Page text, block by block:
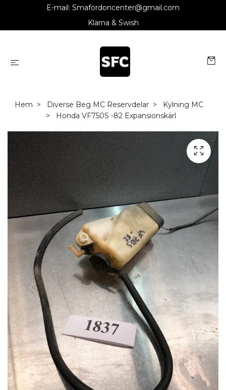
E-mail: Smafordoncenter@gmail.com
Klarna & Swish
Hem Diverse Beg MC Reservdelar
Kylning MC
Honda VF750S -82 Expansionskärl